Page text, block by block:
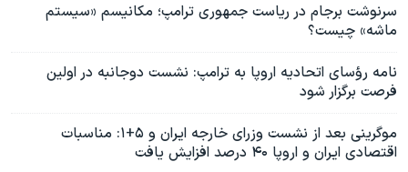
سرنوشت برجام در ریاست جمهوری ترامپ؛ مکانیسم «سیستم
ماشه» چیست؟
نامه رؤسای اتحادیه اروپا به ترامپ: نشست دوجانبه در اولین
فرصت برگزار شود
موگرینی بعد از نشست وزرای خارجه ایران و ۵+۱: مناسبات
اقتصادی ایران و اروپا ۴۰ درصد افزایش یافت